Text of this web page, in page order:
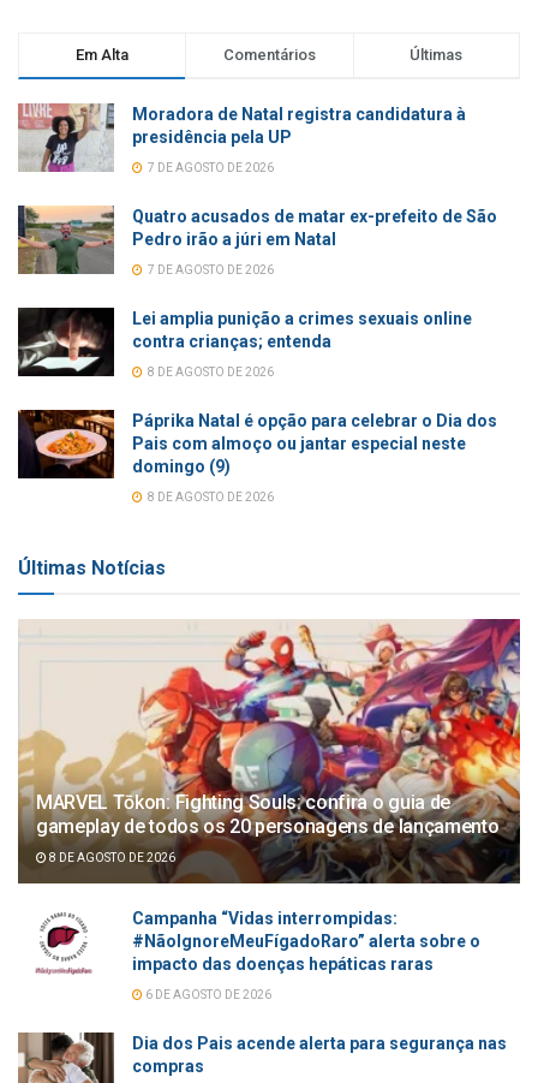
Em Alta Comentários Últimas
Moradora de Natal registra candidatura à
presidência pela UP
7 DE AGOSTO DE 2026
Quatro acusados de matar ex-prefeito de São
Pedro irão a júri em Natal
7 DE AGOSTO DE 2026
Lei amplia punição a crimes sexuais online
contra crianças; entenda
8 DE AGOSTO DE 2026
Páprika Natal é opção para celebrar o Dia dos
Pais com almoço ou jantar especial neste
domingo (9)
8 DE AGOSTO DE 2026
Últimas Notícias
MARVEL Tōkon: Fighting Souls: confira o guia de
gameplay de todos os 20 personagens de lançamento
8 DE AGOSTO DE 2026
Campanha “Vidas interrompidas:
#NãoIgnoreMeuFígadoRaro” alerta sobre o
impacto das doenças hepáticas raras
6 DE AGOSTO DE 2026
Dia dos Pais acende alerta para segurança nas
compras